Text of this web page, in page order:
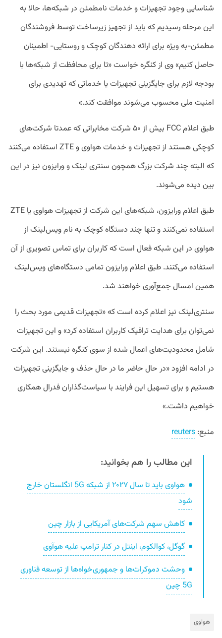
شناسایی وجود تجهیزات و خدمات نامطمئن در شبکه‌ها، حالا به
این مرحله رسیدیم که باید از تجهیز زیرساخت توسط فروشندگان
مطمئن-به ویژه برای ارائه دهندگان کوچک و روستایی- اطمینان
حاصل کنیم» وی از کنگره خواست «تا برای محافظت از شبکه‌ها با
بودجه لازم برای جایگزینی تجهیزات یا خدماتی که تهدیدی برای
امنیت ملی محسوب می‌شوند موافقت کند.»
طبق اعلام FCC بیش از ۵۰ شرکت مخابراتی که عمدتا شرکت‌های
کوچکی هستند از تجهیزات و خدمات هواوی و ZTE استفاده می‌کنند
که البته چند شرکت بزرگ همچون سنتری لینک و ورایزون نیز در این
بین دیده می‌شوند.
طبق اعلام ورایزون، شبکه‌های این شرکت از تجهیزات هواوی یا ZTE
استفاده نمی‌کنند و تنها چند دستگاه کوچک به نام ویس‌لینک از
هواوی در این شبکه فعال است که کاربران برای تماس تصویری از آن
استفاده می‌کنند. طبق اعلام ورایزون تمامی دستگاه‌های ویس‌لینک
همین امسال جمع‌آوری خواهند شد.
سنتری‌لینک نیز اعلام کرده است که «تجهیزات قدیمی مورد بحث را
نمی‌توان برای هدایت ترافیک کاربران استفاده کرد» و این تجهیزات
شامل محدودیت‌های اعمال شده از سوی کنگره نیستند. این شرکت
در ادامه افزود «در حال حاضر ما در حال حذف و جایگزینی تجهیزات
هستیم و برای تسهیل این فرایند با سیاست‌گذاران فدرال همکاری
خواهیم داشت.»
منبع: reuters
این مطالب را هم بخوانید:
هواوی باید تا سال ۲۰۲۷ از شبکه 5G انگلستان خارج
شود
کاهش سهم شرکت‌های آمریکایی از بازار چین
گوگل، کوالکوم، اینتل در کنار ترامپ علیه هوآوی
وحشت دموکرات‌ها و جمهوری‌خواه‌ها از توسعه فناوری
5G چین
هواوی